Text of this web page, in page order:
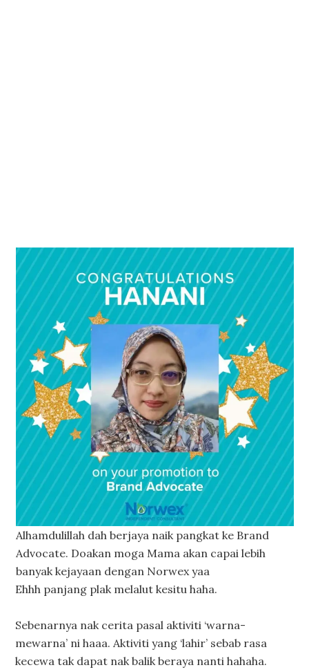
Alhamdulillah dah berjaya naik pangkat ke Brand
Advocate. Doakan moga Mama akan capai lebih
banyak kejayaan dengan Norwex yaa
Ehhh panjang plak melalut kesitu haha.
Sebenarnya nak cerita pasal aktiviti ‘warna-
mewarna’ ni haaa. Aktiviti yang ‘lahir’ sebab rasa
kecewa tak dapat nak balik beraya nanti hahaha.